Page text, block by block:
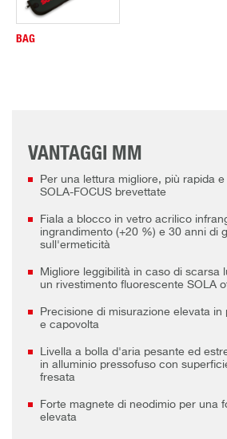
BAG
VANTAGGI MM
Per una lettura migliore, più rapida
SOLA-FOCUS brevettate
Fiala a blocco in vetro acrilico
ingrandimento (+20 %) e 30 anni di
sull'ermeticità
Migliore leggibilità in caso di scarsa
un rivestimento fluorescente SOLA
Precisione di misurazione elevata in
e capovolta
Livella a bolla d'aria pesante ed
in alluminio pressofuso con
fresata
Forte magnete di neodimio per una
elevata